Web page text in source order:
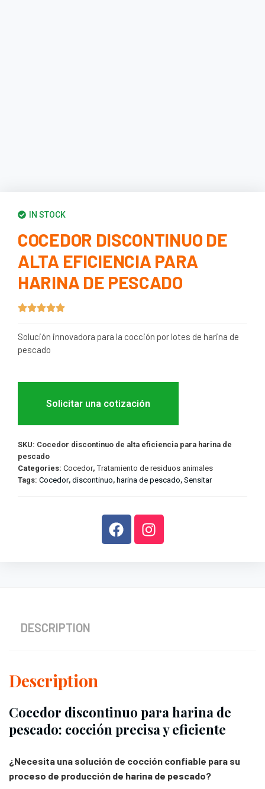
IN STOCK
COCEDOR DISCONTINUO DE
ALTA EFICIENCIA PARA
HARINA DE PESCADO
Solución innovadora para la cocción por lotes de harina de
pescado
Solicitar una cotización
SKU: Cocedor discontinuo de alta eficiencia para harina de
pescado
Categories: Cocedor,Tratamiento de residuos animales
Tags: Cocedor, discontinuo, harina de pescado, Sensitar
DESCRIPTION
Description
Cocedor discontinuo para harina de
pescado: cocción precisa y eficiente
¿Necesita una solución de cocción confiable para su
proceso de producción de harina de pescado?